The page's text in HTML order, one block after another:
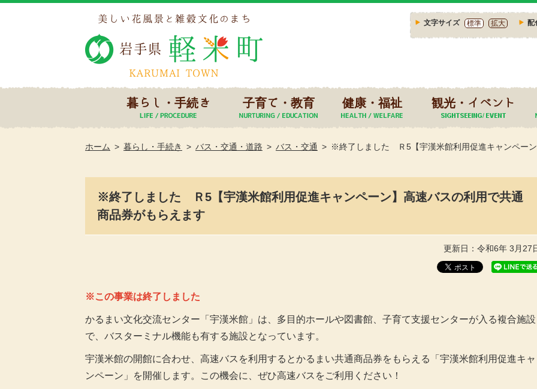
文字サイズ 標準 拡大 配
暮らし・手続き 子育て・教育 健康・福祉 観光・イベント
ホーム 暮らし・手続き バス・交通・道路 バス・交通 ※終了しました Ｒ5【宇漢米館利用促進キャンペー
※終了しました Ｒ5【宇漢米館利用促進キャンペーン】高速バスの利用で共通
商品券がもらえます
更新日：令和6年 3月27
※この事業は終了しました
かるまい文化交流センター「宇漢米館」は、多目的ホールや図書館、子育て支援センターが入る複合施設
で、バスターミナル機能も有する施設となっています。
宇漢米館の開館に合わせ、高速バスを利用するとかるまい共通商品券をもらえる「宇漢米館利用促進キャ
ンペーン」を開催します。この機会に、ぜひ高速バスをご利用ください！